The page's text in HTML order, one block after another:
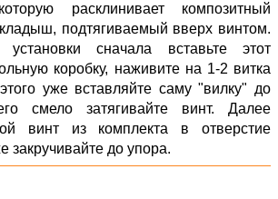
расклинивает композитный
подтягиваемый вверх винтом.
сначала вставьте этот
коробку, наживите на 1-2 витка
уже вставляйте саму "вилку" до
смело затягивайте винт. Далее
винт из комплекта в отверстие
закручивайте до упора.